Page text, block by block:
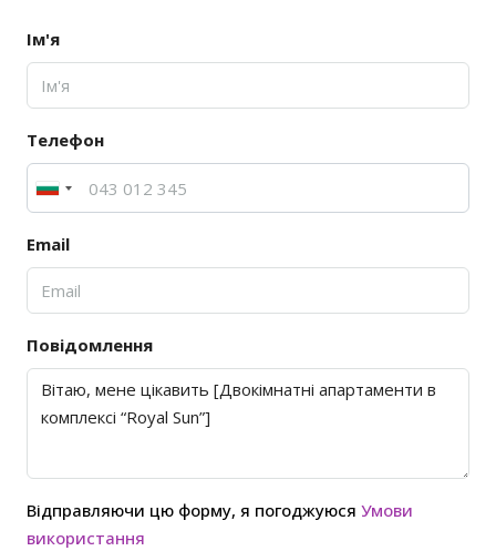
Ім'я
Телефон
Email
Повідомлення
Відправляючи цю форму, я погоджуюся Умови
використання